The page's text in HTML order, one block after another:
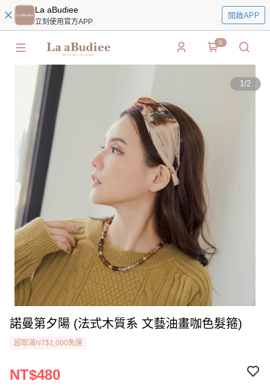
La aBudiee
立刻使用官方APP
開啟APP
0
1/2
諾曼第夕陽 (法式木質系 文藝油畫咖色髮箍)
超取滿NT$1,000免運
NT$480